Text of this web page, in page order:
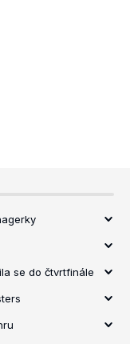
se do čtvrtfinále